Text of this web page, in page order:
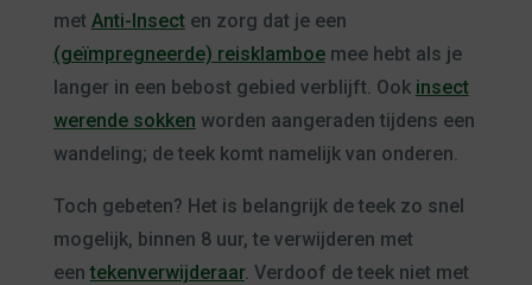
met Anti-Insecten zorg dat je een
(geïmpregneerde) reisklamboemee hebt als je
langer in een bebost gebied verblijft. Ook insect
werende sokken worden aangeraden tijdens een
wandeling; de teek komt namelijk van onderen.
Toch gebeten? Het is belangrijk de teek zo snel
mogelijk, binnen 8 uur, te verwijderen met
eentekenverwijderaar. Verdoof de teek niet met